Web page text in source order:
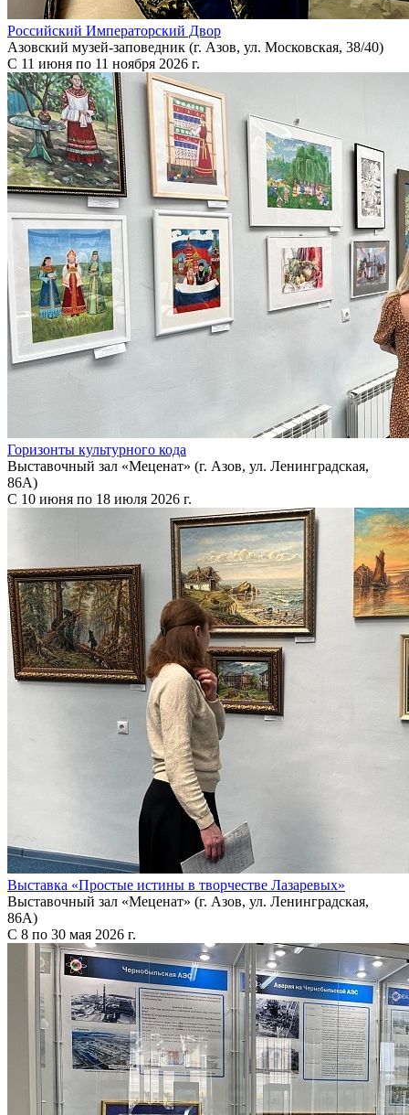
Российский Императорский Двор
Азовский музей-заповедник (г. Азов, ул. Московская, 38/40)
С 11 июня по 11 ноября 2026 г.
Горизонты культурного кода
Выставочный зал «Меценат» (г. Азов, ул. Ленинградская,
86А)
С 10 июня по 18 июля 2026 г.
Выставка «Простые истины в творчестве Лазаревых»
Выставочный зал «Меценат» (г. Азов, ул. Ленинградская,
86А)
С 8 по 30 мая 2026 г.